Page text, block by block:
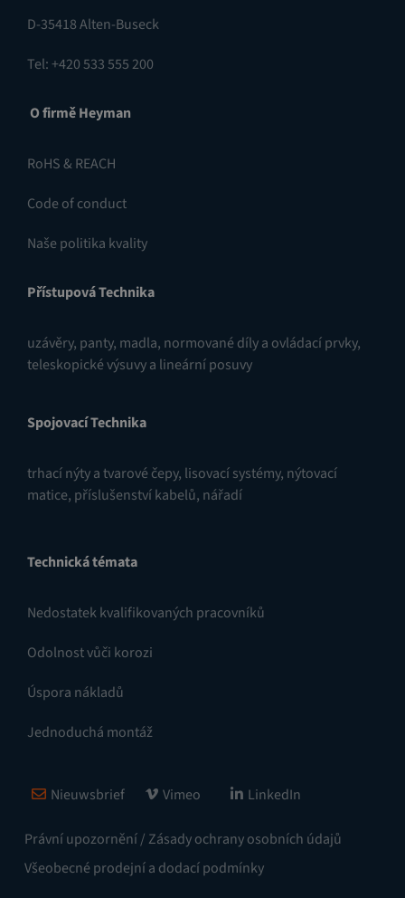
D-35418 Alten-Buseck
Tel: +420 533 555 200
O firmě Heyman
RoHS & REACH
Code of conduct
Naše politika kvality
Přístupová Technika
uzávěry, panty, madla, normované díly a ovládací prvky,
teleskopické výsuvy a lineární posuvy
Spojovací Technika
trhací nýty a tvarové čepy, lisovací systémy, nýtovací
matice, příslušenství kabelů, nářadí
Technická témata
Nedostatek kvalifikovaných pracovníků
Odolnost vůči korozi
Úspora nákladů
Jednoduchá montáž
Právní upozornění / Zásady ochrany osobních údajů
Všeobecné prodejní a dodací podmínky
Nieuwsbrief Vimeo LinkedIn